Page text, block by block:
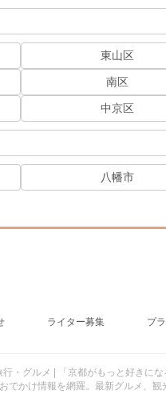
東山区
南区
中京区
八幡市
ライター募集 プ
・グルメ | 「京都がもっと好きに
でかけ情報を網羅。最新グルメ、